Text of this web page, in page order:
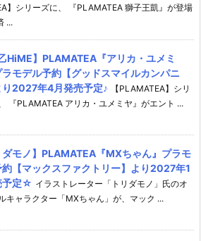
】シリーズに、 『PLAMATEA 獅子王凱』が登場
...
HiME】PLAMATEA『アリカ・ユメミ
ラモデル予約【グッドスマイルカンパニ
り2027年4月発売予定♪
【PLAMATEA】シリ
『PLAMATEA アリカ・ユメミヤ』がエント ...
ダモノ】PLAMATEA『MXちゃん』プラモ
【マックスファクトリー】より2027年1
予定☆ イラストレーター「トリダモノ」氏のオ
キャラクター「MXちゃん」が、マック ...